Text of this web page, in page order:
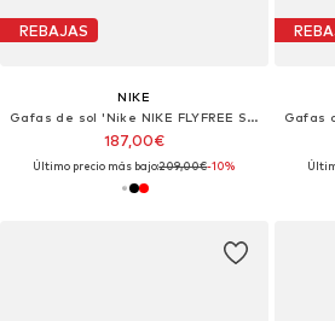
REBAJAS
NIKE
Gafas de sol 'Nike NIKE FLYFREE SOAR EV24001 Matte volt/infrared mir/clear 59/15/130 MAN Sunglasses'
187,00€
Último precio más bajo:209,00€-10%